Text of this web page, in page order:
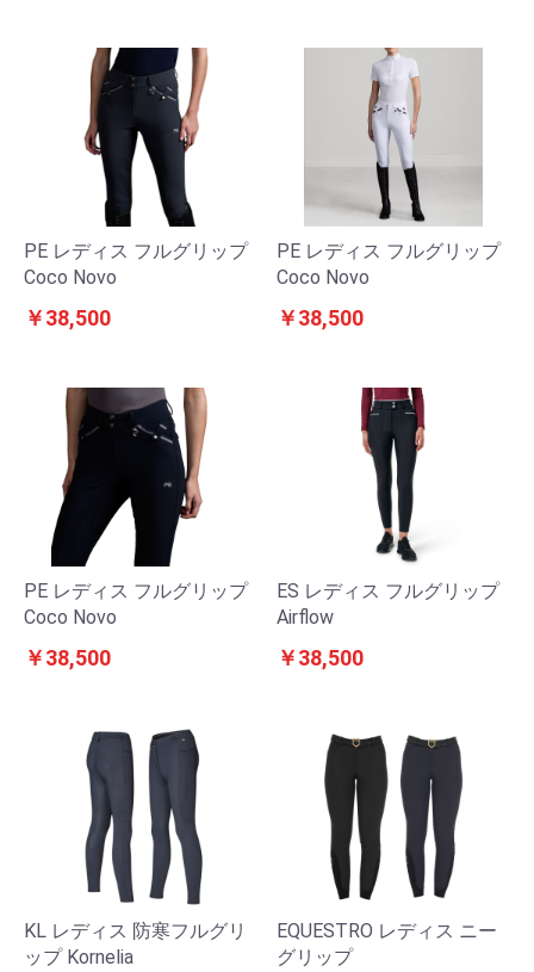
PE レディス フルグリップ
Coco Novo
￥38,500
PE レディス フルグリップ
Coco Novo
￥38,500
PE レディス フルグリップ
Coco Novo
￥38,500
ES レディス フルグリップ
Airflow
￥38,500
KL レディス 防寒フルグリ
ップ Kornelia
EQUESTRO レディス ニー
グリップ